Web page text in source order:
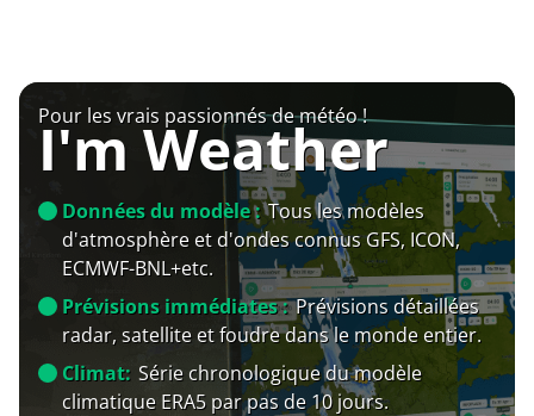
Pour les vrais passionnés de météo !
I'm Weather
Données du modèle : Tous les modèles
d'atmosphère et d'ondes connus GFS, ICON,
ECMWF-BNL+etc.
Prévisions immédiates : Prévisions détaillées
radar, satellite et foudre dans le monde entier.
Climat: Série chronologique du modèle
climatique ERA5 par pas de 10 jours.